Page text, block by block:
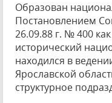
Образован
Постановлением
26.09.88 г. № 400
исторический
находился в
Ярославской
структурное